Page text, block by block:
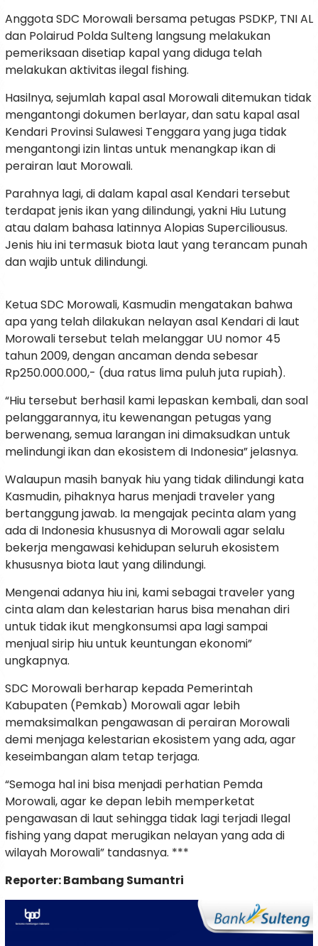
Anggota SDC Morowali bersama petugas PSDKP, TNI AL
dan Polairud Polda Sulteng langsung melakukan
pemeriksaan disetiap kapal yang diduga telah
melakukan aktivitas ilegal fishing.
Hasilnya, sejumlah kapal asal Morowali ditemukan tidak
mengantongi dokumen berlayar, dan satu kapal asal
Kendari Provinsi Sulawesi Tenggara yang juga tidak
mengantongi izin lintas untuk menangkap ikan di
perairan laut Morowali.
Parahnya lagi, di dalam kapal asal Kendari tersebut
terdapat jenis ikan yang dilindungi, yakni Hiu Lutung
atau dalam bahasa latinnya Alopias Superciliousus.
Jenis hiu ini termasuk biota laut yang terancam punah
dan wajib untuk dilindungi.
Ketua SDC Morowali, Kasmudin mengatakan bahwa
apa yang telah dilakukan nelayan asal Kendari di laut
Morowali tersebut telah melanggar UU nomor 45
tahun 2009, dengan ancaman denda sebesar
Rp250.000.000,- (dua ratus lima puluh juta rupiah).
“Hiu tersebut berhasil kami lepaskan kembali, dan soal
pelanggarannya, itu kewenangan petugas yang
berwenang, semua larangan ini dimaksudkan untuk
melindungi ikan dan ekosistem di Indonesia” jelasnya.
Walaupun masih banyak hiu yang tidak dilindungi kata
Kasmudin, pihaknya harus menjadi traveler yang
bertanggung jawab. Ia mengajak pecinta alam yang
ada di Indonesia khususnya di Morowali agar selalu
bekerja mengawasi kehidupan seluruh ekosistem
khususnya biota laut yang dilindungi.
Mengenai adanya hiu ini, kami sebagai traveler yang
cinta alam dan kelestarian harus bisa menahan diri
untuk tidak ikut mengkonsumsi apa lagi sampai
menjual sirip hiu untuk keuntungan ekonomi”
ungkapnya.
SDC Morowali berharap kepada Pemerintah
Kabupaten (Pemkab) Morowali agar lebih
memaksimalkan pengawasan di perairan Morowali
demi menjaga kelestarian ekosistem yang ada, agar
keseimbangan alam tetap terjaga.
“Semoga hal ini bisa menjadi perhatian Pemda
Morowali, agar ke depan lebih memperketat
pengawasan di laut sehingga tidak lagi terjadi Ilegal
fishing yang dapat merugikan nelayan yang ada di
wilayah Morowali” tandasnya. ***
Reporter: Bambang Sumantri